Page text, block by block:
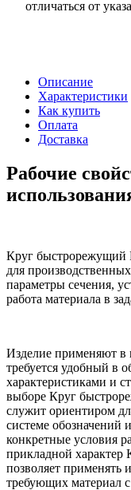
отличаться от
Описание
Характеристики
Как купить
Оплата
Доставка
Рабочие
Круг быстрорежущий
для
параметры сечения,
работа материала в
Изделие применяют в
требуется удобный в
характеристиками и
выборе Круг
служит ориентиром
системе обозначений
конкретные условия
прикладной
позволяет применять
требующих материал